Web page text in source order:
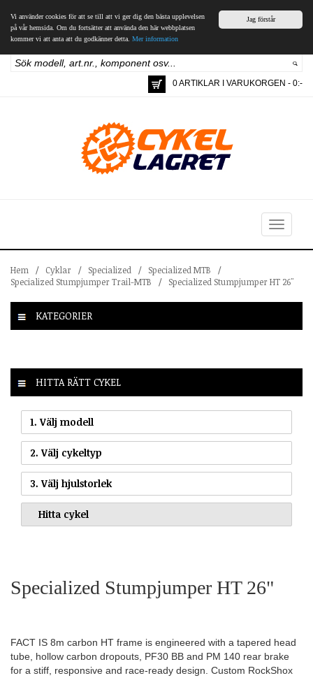
Jag förstår
Vi använder cookies för att se till att vi ger dig den bästa upplevelsen
på vår hemsida. Om du fortsätter att använda den här webbplatsen
kommer vi att anta att du godkänner detta. Mer information
0 ARTIKLAR I VARUKORGEN - 0:-
Toggle
navigation
Hem / Cyklar / Specialized / Specialized MTB
/
Specialized Stumpjumper Trail-MTB
/ Specialized Stumpjumper HT 26"
KATEGORIER
HITTA RÄTT CYKEL
1. Välj modell
2. Välj cykeltyp
3. Välj hjulstorlek
Specialized Stumpjumper HT 26"
FACT IS 8m carbon HT frame is engineered with a tapered head
tube, hollow carbon dropouts, PF30 BB and PM 140 rear brake
for a stiff, responsive and race-ready design. Custom RockShox